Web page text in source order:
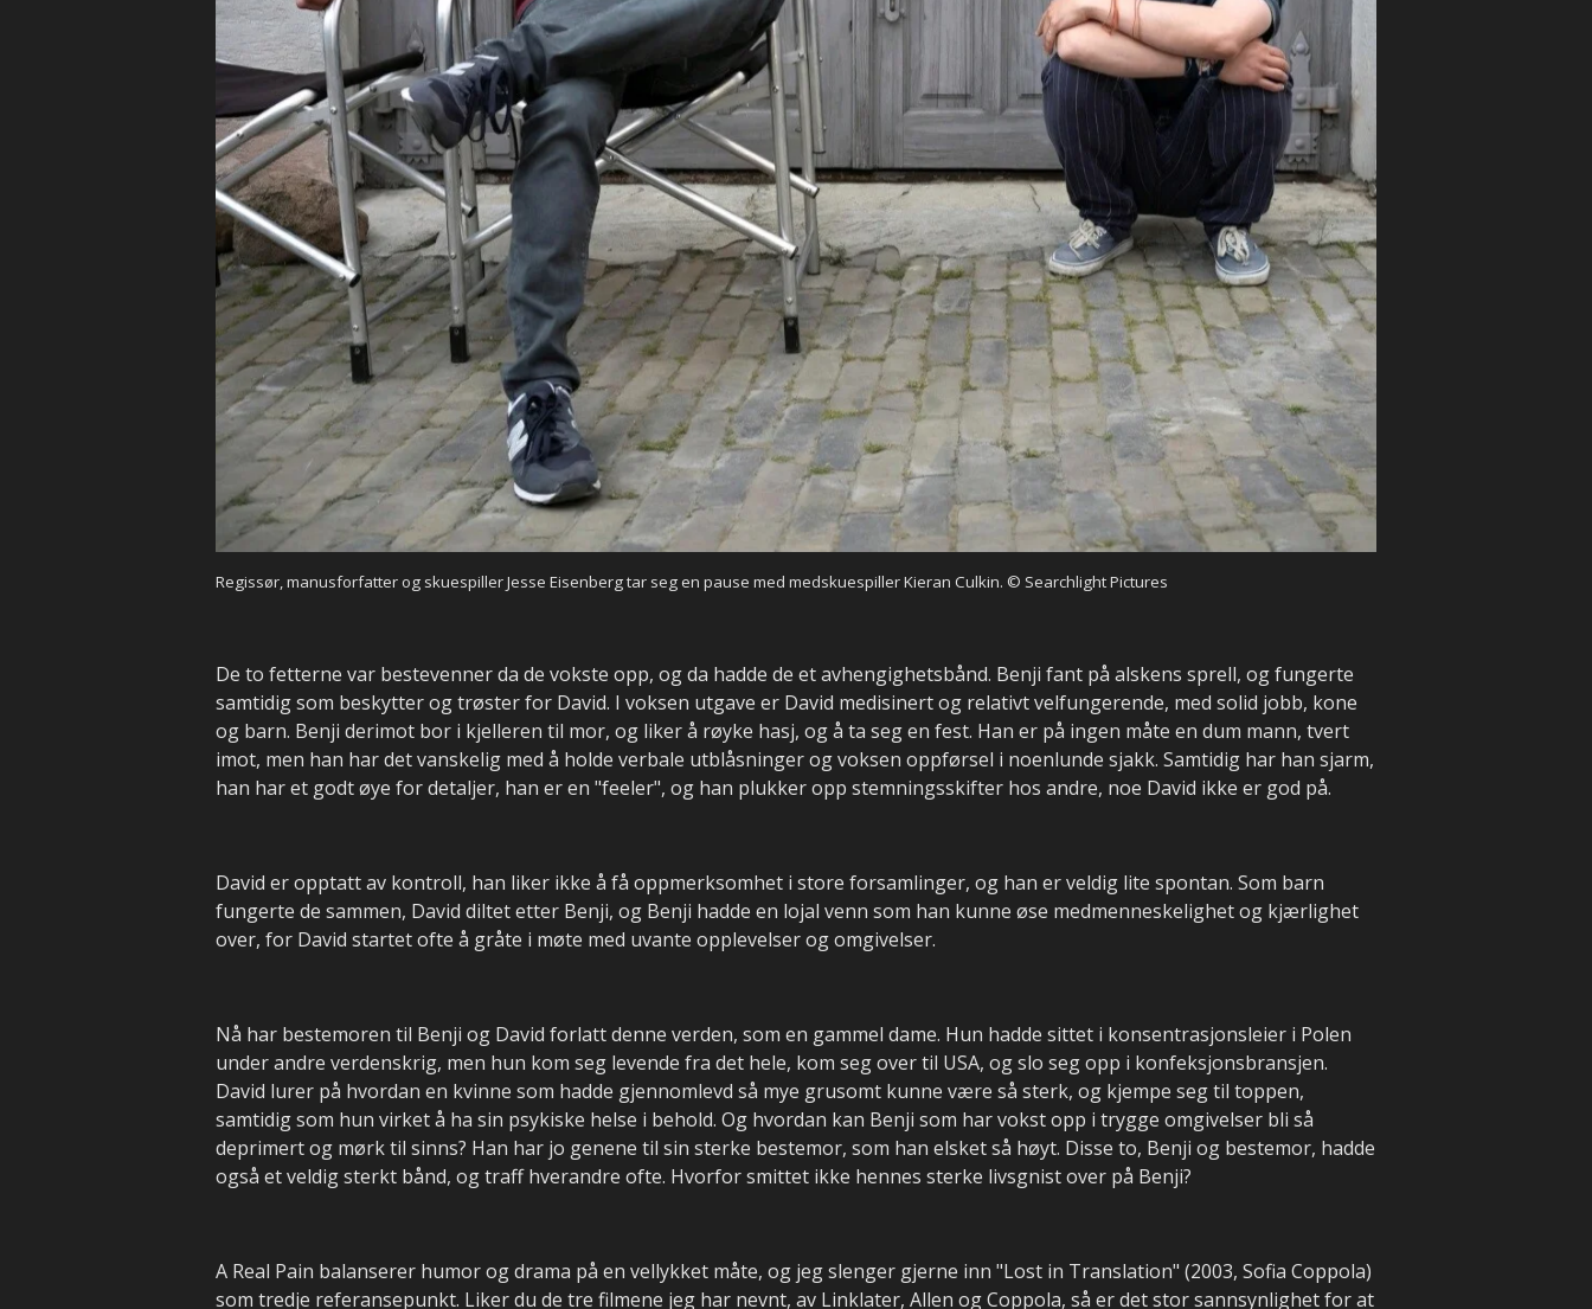
Regissør, manusforfatter og skuespiller Jesse Eisenberg tar seg en pause med medskuespiller Kieran Culkin. © Searchlight Pictures
De to fetterne var bestevenner da de vokste opp, og da hadde de et avhengighetsbånd. Benji fant på alskens sprell, og fungerte
samtidig som beskytter og trøster for David. I voksen utgave er David medisinert og relativt velfungerende, med solid jobb, kone
og barn. Benji derimot bor i kjelleren til mor, og liker å røyke hasj, og å ta seg en fest. Han er på ingen måte en dum mann, tvert
imot, men han har det vanskelig med å holde verbale utblåsninger og voksen oppførsel i noenlunde sjakk. Samtidig har han sjarm,
han har et godt øye for detaljer, han er en "feeler", og han plukker opp stemningsskifter hos andre, noe David ikke er god på.
David er opptatt av kontroll, han liker ikke å få oppmerksomhet i store forsamlinger, og han er veldig lite spontan. Som barn
fungerte de sammen, David diltet etter Benji, og Benji hadde en lojal venn som han kunne øse medmenneskelighet og kjærlighet
over, for David startet ofte å gråte i møte med uvante opplevelser og omgivelser.
Nå har bestemoren til Benji og David forlatt denne verden, som en gammel dame. Hun hadde sittet i konsentrasjonsleier i Polen
under andre verdenskrig, men hun kom seg levende fra det hele, kom seg over til USA, og slo seg opp i konfeksjonsbransjen.
David lurer på hvordan en kvinne som hadde gjennomlevd så mye grusomt kunne være så sterk, og kjempe seg til toppen,
samtidig som hun virket å ha sin psykiske helse i behold. Og hvordan kan Benji som har vokst opp i trygge omgivelser bli så
deprimert og mørk til sinns? Han har jo genene til sin sterke bestemor, som han elsket så høyt. Disse to, Benji og bestemor, hadde
også et veldig sterkt bånd, og traff hverandre ofte. Hvorfor smittet ikke hennes sterke livsgnist over på Benji?
A Real Pain balanserer humor og drama på en vellykket måte, og jeg slenger gjerne inn "Lost in Translation" (2003, Sofia Coppola)
som tredje referansepunkt. Liker du de tre filmene jeg har nevnt, av Linklater, Allen og Coppola, så er det stor sannsynlighet for at